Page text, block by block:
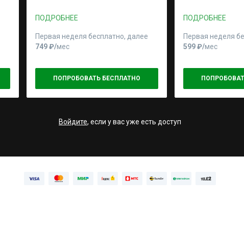
ПОДРОБНЕЕ
Первая неделя бесплатно, далее
749 ₽⁠/⁠мес
ПОПРОБОВАТЬ БЕСПЛАТНО
ПОДРОБНЕЕ
Первая неделя
599 ₽⁠/⁠мес
Войдите, если у вас уже есть доступ